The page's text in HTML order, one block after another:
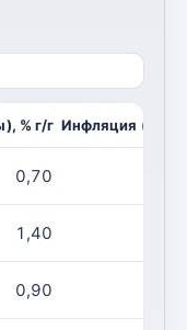
% г/г Инфляция (CPI,
0,70
1,40
0,90